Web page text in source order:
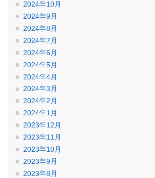
2024年10月
2024年9月
2024年8月
2024年7月
2024年6月
2024年5月
2024年4月
2024年3月
2024年2月
2024年1月
2023年12月
2023年11月
2023年10月
2023年9月
2023年8月